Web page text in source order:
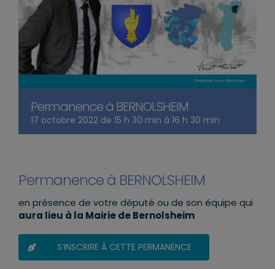
Permanence à BERNOLSHEIM
17 octobre 2022 de 15 h 30 min à 16 h 30 min
Permanence à BERNOLSHEIM
en présence de votre député ou de son équipe qui
aura lieu à la Mairie de Bernolsheim
S’INSCRIRE À CETTE PERMANENCE